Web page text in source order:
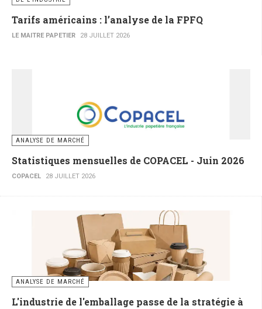
Tarifs américains : l’analyse de la FPFQ
LE MAITRE PAPETIER 28 JUILLET 2026
ANALYSE DE MARCHÉ
Statistiques mensuelles de COPACEL - Juin 2026
COPACEL 28 JUILLET 2026
ANALYSE DE MARCHÉ
L'industrie de l'emballage passe de la stratégie à